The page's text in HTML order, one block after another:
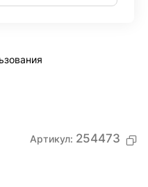
Артикул: 254473